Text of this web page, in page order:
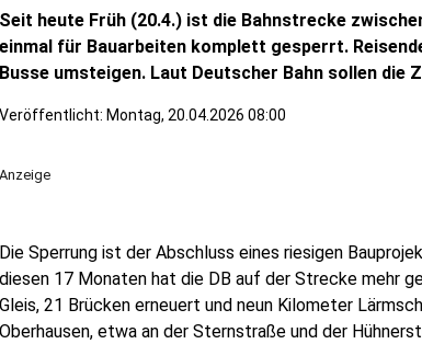
Seit heute Früh (20.4.) ist die Bahnstrecke
einmal für Bauarbeiten komplett gesperrt.
Busse umsteigen. Laut Deutscher Bahn sollen die
Veröffentlicht: Montag, 20.04.2026 08:00
Anzeige
Die Sperrung ist der Abschluss eines riesigen
diesen 17 Monaten hat die DB auf der Strecke mehr
Gleis, 21 Brücken erneuert und neun Kilometer
Oberhausen, etwa an der Sternstraße und der